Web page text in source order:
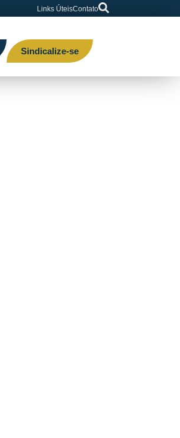
Links ÚteisContato
Sindicalize-se